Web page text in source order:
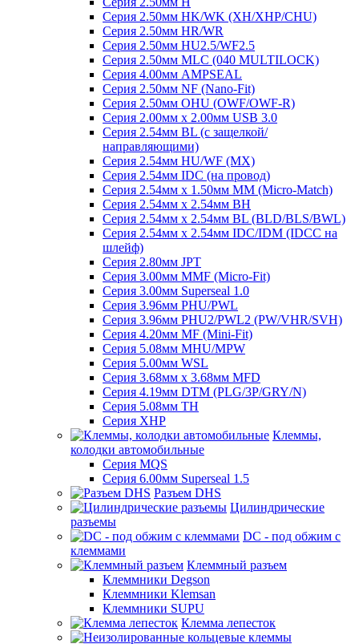
Серия 2.50мм HK/WK (XH/XHP/CHU)
Серия 2.50мм HR/WR
Серия 2.50мм HU2.5/WF2.5
Серия 2.50мм MLC (040 MULTILOCK)
Серия 4.00мм AMPSEAL
Серия 2.50мм NF (Nano-Fit)
Серия 2.50мм OHU (OWF/OWF-R)
Серия 2.00мм x 2.00мм USB 3.0
Серия 2.54мм BL (с защелкой/
направляющими)
Серия 2.54мм HU/WF (MX)
Серия 2.54мм IDC (на провод)
Серия 2.54мм х 1.50мм MM (Micro-Match)
Серия 2.54мм х 2.54мм BH
Серия 2.54мм х 2.54мм BL (BLD/BLS/BWL)
Серия 2.54мм х 2.54мм IDC/IDM (IDCC на
шлейф)
Серия 2.80мм JPT
Серия 3.00мм MMF (Micro-Fit)
Серия 3.00мм Superseal 1.0
Серия 3.96мм PHU/PWL
Серия 3.96мм PHU2/PWL2 (PW/VHR/SVH)
Серия 4.20мм MF (Mini-Fit)
Серия 5.08мм MHU/MPW
Серия 5.00мм WSL
Серия 3.68мм х 3.68мм MFD
Серия 4.19мм DTM (PLG/3P/GRY/N)
Серия 5.08мм TH
Серия XHP
Клеммы,
колодки автомобильные
Серия MQS
Серия 6.00мм Superseal 1.5
Разъем DHS
Цилиндрические
разъемы
DC - под обжим с
клеммами
Клеммный разъем
Клеммники Degson
Клеммники Klemsan
Клеммники SUPU
Клемма лепесток